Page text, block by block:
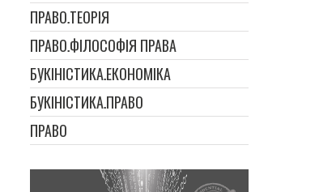
ПРАВО.ТЕОРІЯ
ПРАВО.ФІЛОСОФІЯ ПРАВА
БУКІНІСТИКА.ЕКОНОМІКА
БУКІНІСТИКА.ПРАВО
ПРАВО